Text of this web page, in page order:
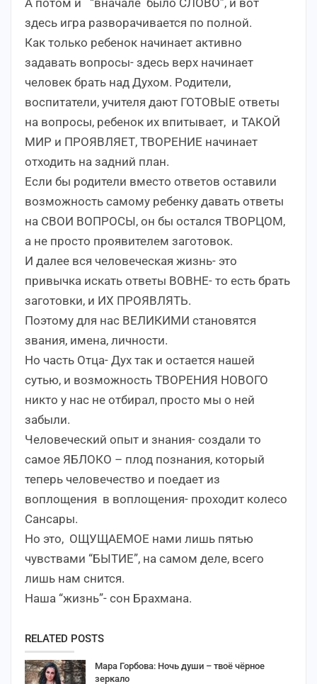
здесь игра разворачивается по полной.
Как только ребенок начинает активно
задавать вопросы- здесь верх начинает
человек брать над Духом. Родители,
воспитатели, учителя дают ГОТОВЫЕ ответы
на вопросы, ребенок их впитывает, и ТАКОЙ
МИР и ПРОЯВЛЯЕТ, ТВОРЕНИЕ начинает
отходить на задний план.
Если бы родители вместо ответов оставили
возможность самому ребенку давать ответы
на СВОИ ВОПРОСЫ, он бы остался ТВОРЦОМ,
а не просто проявителем заготовок.
И далее вся человеческая жизнь- это
привычка искать ответы ВОВНЕ- то есть брать
заготовки, и ИХ ПРОЯВЛЯТЬ.
Поэтому для нас ВЕЛИКИМИ становятся
звания, имена, личности.
Но часть Отца- Дух так и остается нашей
сутью, и возможность ТВОРЕНИЯ НОВОГО
никто у нас не отбирал, просто мы о ней
забыли.
Человеческий опыт и знания- создали то
самое ЯБЛОКО – плод познания, который
теперь человечество и поедает из
воплощения в воплощения- проходит колесо
Сансары.
Но это, ОЩУЩАЕМОЕ нами лишь пятью
чувствами “БЫТИЕ”, на самом деле, всего
лишь нам снится.
Наша “жизнь”- сон Брахмана.
RELATED POSTS
Мара Горбова: Ночь души – твоё чёрное
зеркало